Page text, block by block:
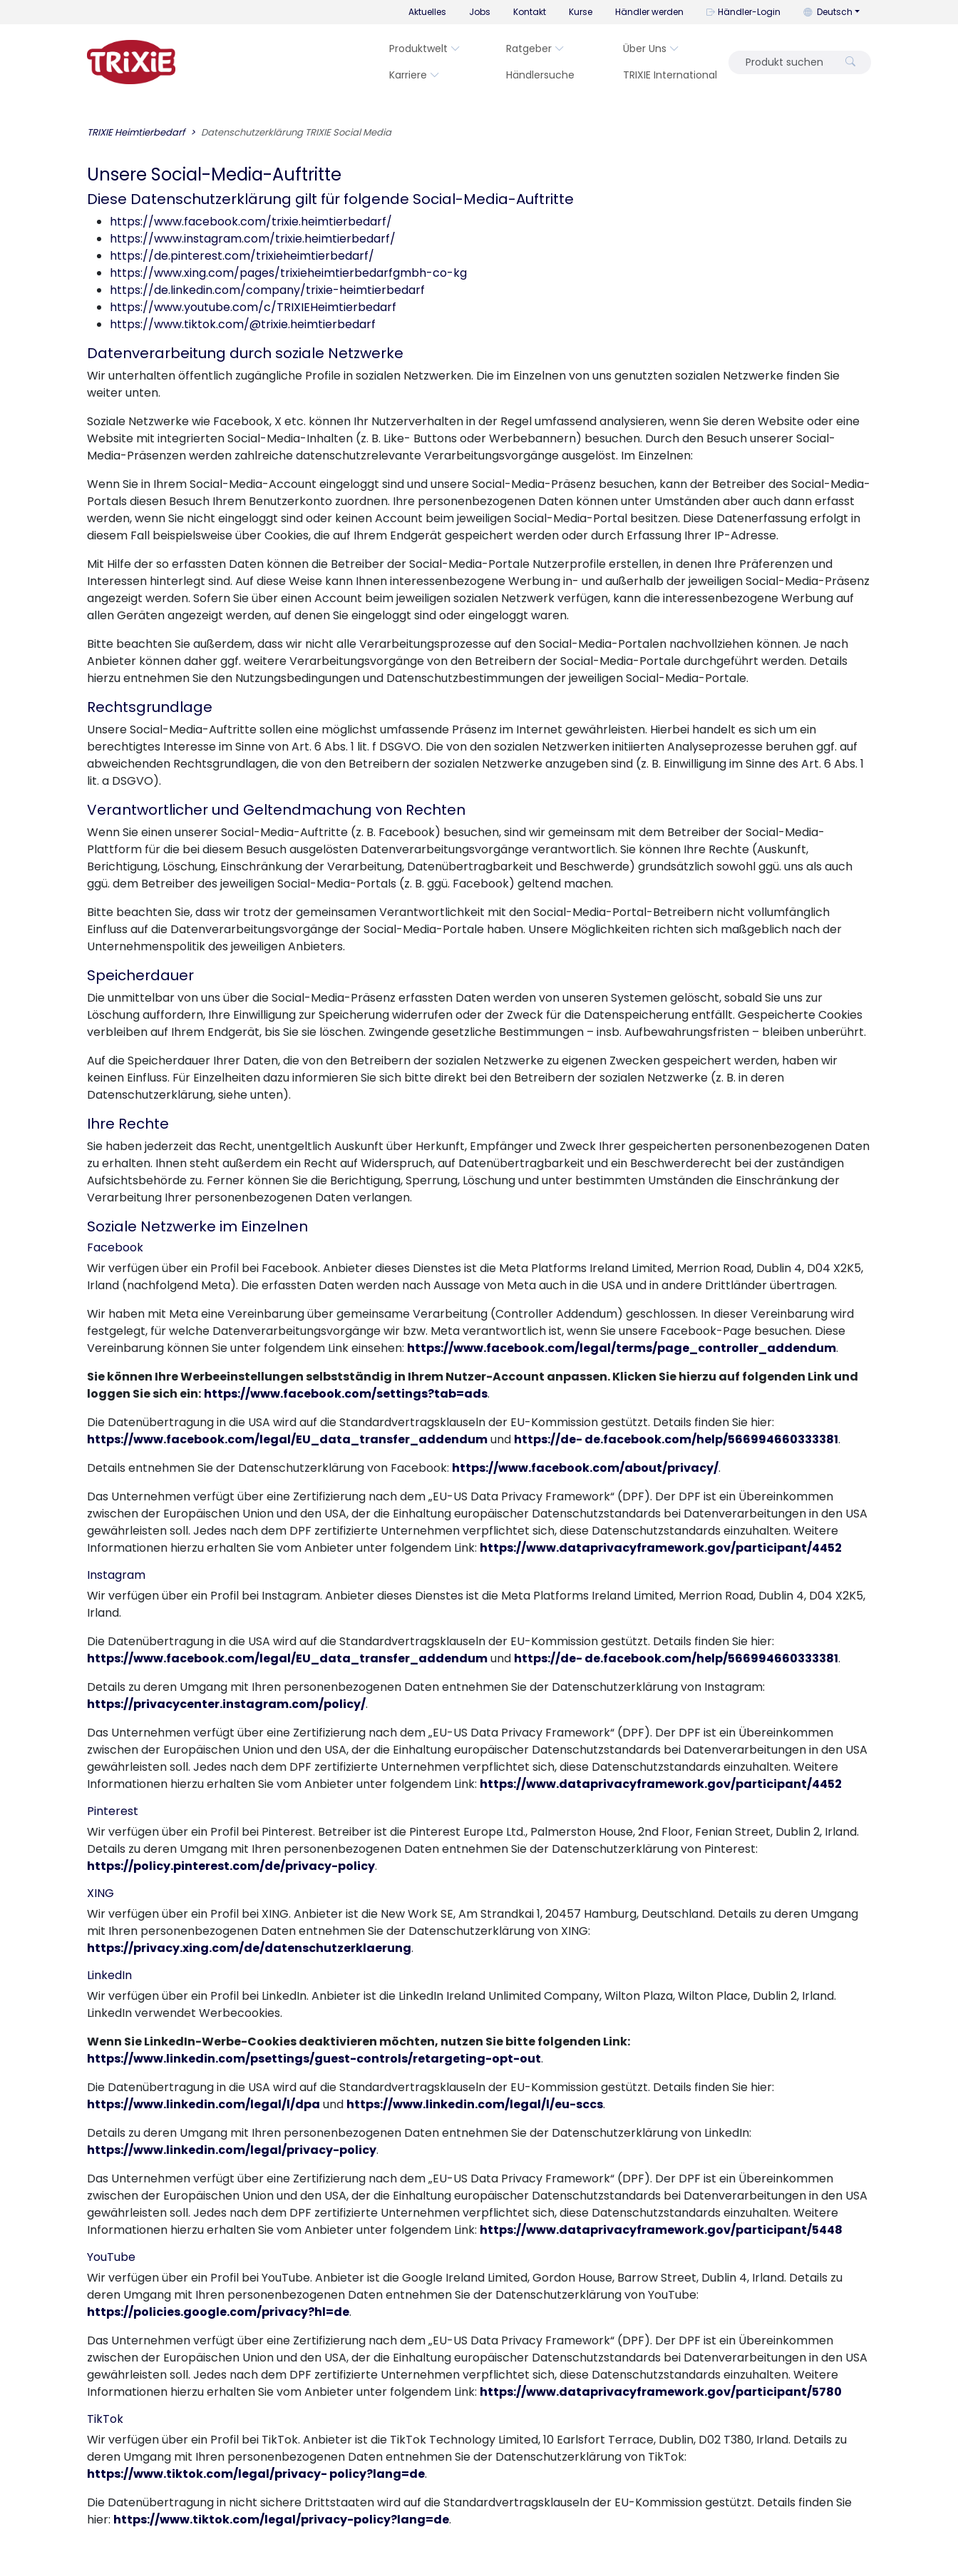
Aktuelles Jobs Kontakt Kurse Händler werden Händler-Login Mit diesem Menü können Sie
Deutsch
Produktwelt Ratgeber
Über Uns
Karriere
Händlersuche TRIXIE International
TRIXIE Heimtierbedarf Datenschutzerklärung TRIXIE Social Media
Unsere Social-Media-Auftritte
Diese Datenschutzerklärung gilt für folgende Social-Media-Auftritte
https://www.facebook.com/trixie.heimtierbedarf/
https://www.instagram.com/trixie.heimtierbedarf/
https://de.pinterest.com/trixieheimtierbedarf/
https://www.xing.com/pages/trixieheimtierbedarfgmbh-co-kg
https://de.linkedin.com/company/trixie-heimtierbedarf
https://www.youtube.com/c/TRIXIEHeimtierbedarf
https://www.tiktok.com/@trixie.heimtierbedarf
Datenverarbeitung durch soziale Netzwerke
Wir unterhalten öffentlich zugängliche Profile in sozialen Netzwerken. Die im Einzelnen von uns genutzten sozialen Netzwerke finden Sie
weiter unten.
Soziale Netzwerke wie Facebook, X etc. können Ihr Nutzerverhalten in der Regel umfassend analysieren, wenn Sie deren Website oder eine
Website mit integrierten Social-Media-Inhalten (z. B. Like- Buttons oder Werbebannern) besuchen. Durch den Besuch unserer Social-
Media-Präsenzen werden zahlreiche datenschutzrelevante Verarbeitungsvorgänge ausgelöst. Im Einzelnen:
Wenn Sie in Ihrem Social-Media-Account eingeloggt sind und unsere Social-Media-Präsenz besuchen, kann der Betreiber des Social-Media-
Portals diesen Besuch Ihrem Benutzerkonto zuordnen. Ihre personenbezogenen Daten können unter Umständen aber auch dann erfasst
werden, wenn Sie nicht eingeloggt sind oder keinen Account beim jeweiligen Social-Media-Portal besitzen. Diese Datenerfassung erfolgt in
diesem Fall beispielsweise über Cookies, die auf Ihrem Endgerät gespeichert werden oder durch Erfassung Ihrer IP-Adresse.
Mit Hilfe der so erfassten Daten können die Betreiber der Social-Media-Portale Nutzerprofile erstellen, in denen Ihre Präferenzen und
Interessen hinterlegt sind. Auf diese Weise kann Ihnen interessenbezogene Werbung in- und außerhalb der jeweiligen Social-Media-Präsenz
angezeigt werden. Sofern Sie über einen Account beim jeweiligen sozialen Netzwerk verfügen, kann die interessenbezogene Werbung auf
allen Geräten angezeigt werden, auf denen Sie eingeloggt sind oder eingeloggt waren.
Bitte beachten Sie außerdem, dass wir nicht alle Verarbeitungsprozesse auf den Social-Media-Portalen nachvollziehen können. Je nach
Anbieter können daher ggf. weitere Verarbeitungsvorgänge von den Betreibern der Social-Media-Portale durchgeführt werden. Details
hierzu entnehmen Sie den Nutzungsbedingungen und Datenschutzbestimmungen der jeweiligen Social-Media-Portale.
Rechtsgrundlage
Unsere Social-Media-Auftritte sollen eine möglichst umfassende Präsenz im Internet gewährleisten. Hierbei handelt es sich um ein
berechtigtes Interesse im Sinne von Art. 6 Abs. 1 lit. f DSGVO. Die von den sozialen Netzwerken initiierten Analyseprozesse beruhen ggf. auf
abweichenden Rechtsgrundlagen, die von den Betreibern der sozialen Netzwerke anzugeben sind (z. B. Einwilligung im Sinne des Art. 6 Abs. 1
lit. a DSGVO).
Verantwortlicher und Geltendmachung von Rechten
Wenn Sie einen unserer Social-Media-Auftritte (z. B. Facebook) besuchen, sind wir gemeinsam mit dem Betreiber der Social-Media-
Plattform für die bei diesem Besuch ausgelösten Datenverarbeitungsvorgänge verantwortlich. Sie können Ihre Rechte (Auskunft,
Berichtigung, Löschung, Einschränkung der Verarbeitung, Datenübertragbarkeit und Beschwerde) grundsätzlich sowohl ggü. uns als auch
ggü. dem Betreiber des jeweiligen Social-Media-Portals (z. B. ggü. Facebook) geltend machen.
Bitte beachten Sie, dass wir trotz der gemeinsamen Verantwortlichkeit mit den Social-Media-Portal-Betreibern nicht vollumfänglich
Einfluss auf die Datenverarbeitungsvorgänge der Social-Media-Portale haben. Unsere Möglichkeiten richten sich maßgeblich nach der
Unternehmenspolitik des jeweiligen Anbieters.
Speicherdauer
Die unmittelbar von uns über die Social-Media-Präsenz erfassten Daten werden von unseren Systemen gelöscht, sobald Sie uns zur
Löschung auffordern, Ihre Einwilligung zur Speicherung widerrufen oder der Zweck für die Datenspeicherung entfällt. Gespeicherte Cookies
verbleiben auf Ihrem Endgerät, bis Sie sie löschen. Zwingende gesetzliche Bestimmungen – insb. Aufbewahrungsfristen – bleiben unberührt.
Auf die Speicherdauer Ihrer Daten, die von den Betreibern der sozialen Netzwerke zu eigenen Zwecken gespeichert werden, haben wir
keinen Einfluss. Für Einzelheiten dazu informieren Sie sich bitte direkt bei den Betreibern der sozialen Netzwerke (z. B. in deren
Datenschutzerklärung, siehe unten).
Ihre Rechte
Sie haben jederzeit das Recht, unentgeltlich Auskunft über Herkunft, Empfänger und Zweck Ihrer gespeicherten personenbezogenen Daten
zu erhalten. Ihnen steht außerdem ein Recht auf Widerspruch, auf Datenübertragbarkeit und ein Beschwerderecht bei der zuständigen
Aufsichtsbehörde zu. Ferner können Sie die Berichtigung, Sperrung, Löschung und unter bestimmten Umständen die Einschränkung der
Verarbeitung Ihrer personenbezogenen Daten verlangen.
Soziale Netzwerke im Einzelnen
Facebook
Wir verfügen über ein Profil bei Facebook. Anbieter dieses Dienstes ist die Meta Platforms Ireland Limited, Merrion Road, Dublin 4, D04 X2K5,
Irland (nachfolgend Meta). Die erfassten Daten werden nach Aussage von Meta auch in die USA und in andere Drittländer übertragen.
Wir haben mit Meta eine Vereinbarung über gemeinsame Verarbeitung (Controller Addendum) geschlossen. In dieser Vereinbarung wird
festgelegt, für welche Datenverarbeitungsvorgänge wir bzw. Meta verantwortlich ist, wenn Sie unsere Facebook-Page besuchen. Diese
Vereinbarung können Sie unter folgendem Link einsehen: https://www.facebook.com/legal/terms/page_controller_addendum.
Sie können Ihre Werbeeinstellungen selbstständig in Ihrem Nutzer-Account anpassen. Klicken Sie hierzu auf folgenden Link und
loggen Sie sich ein: https://www.facebook.com/settings?tab=ads.
Die Datenübertragung in die USA wird auf die Standardvertragsklauseln der EU-Kommission gestützt. Details finden Sie hier:
https://www.facebook.com/legal/EU_data_transfer_addendumund https://de- de.facebook.com/help/566994660333381.
Details entnehmen Sie der Datenschutzerklärung von Facebook: https://www.facebook.com/about/privacy/.
Das Unternehmen verfügt über eine Zertifizierung nach dem „EU-US Data Privacy Framework“ (DPF). Der DPF ist ein Übereinkommen
zwischen der Europäischen Union und den USA, der die Einhaltung europäischer Datenschutzstandards bei Datenverarbeitungen in den USA
gewährleisten soll. Jedes nach dem DPF zertifizierte Unternehmen verpflichtet sich, diese Datenschutzstandards einzuhalten. Weitere
Informationen hierzu erhalten Sie vom Anbieter unter folgendem Link: https://www.dataprivacyframework.gov/participant/4452
Instagram
Wir verfügen über ein Profil bei Instagram. Anbieter dieses Dienstes ist die Meta Platforms Ireland Limited, Merrion Road, Dublin 4, D04 X2K5,
Irland.
Die Datenübertragung in die USA wird auf die Standardvertragsklauseln der EU-Kommission gestützt. Details finden Sie hier:
https://www.facebook.com/legal/EU_data_transfer_addendumund https://de- de.facebook.com/help/566994660333381.
Details zu deren Umgang mit Ihren personenbezogenen Daten entnehmen Sie der Datenschutzerklärung von Instagram:
https://privacycenter.instagram.com/policy/.
Das Unternehmen verfügt über eine Zertifizierung nach dem „EU-US Data Privacy Framework“ (DPF). Der DPF ist ein Übereinkommen
zwischen der Europäischen Union und den USA, der die Einhaltung europäischer Datenschutzstandards bei Datenverarbeitungen in den USA
gewährleisten soll. Jedes nach dem DPF zertifizierte Unternehmen verpflichtet sich, diese Datenschutzstandards einzuhalten. Weitere
Informationen hierzu erhalten Sie vom Anbieter unter folgendem Link: https://www.dataprivacyframework.gov/participant/4452
Pinterest
Wir verfügen über ein Profil bei Pinterest. Betreiber ist die Pinterest Europe Ltd., Palmerston House, 2nd Floor, Fenian Street, Dublin 2, Irland.
Details zu deren Umgang mit Ihren personenbezogenen Daten entnehmen Sie der Datenschutzerklärung von Pinterest:
https://policy.pinterest.com/de/privacy-policy.
XING
Wir verfügen über ein Profil bei XING. Anbieter ist die New Work SE, Am Strandkai 1, 20457 Hamburg, Deutschland. Details zu deren Umgang
mit Ihren personenbezogenen Daten entnehmen Sie der Datenschutzerklärung von XING:
https://privacy.xing.com/de/datenschutzerklaerung.
LinkedIn
Wir verfügen über ein Profil bei LinkedIn. Anbieter ist die LinkedIn Ireland Unlimited Company, Wilton Plaza, Wilton Place, Dublin 2, Irland.
LinkedIn verwendet Werbecookies.
Wenn Sie LinkedIn-Werbe-Cookies deaktivieren möchten, nutzen Sie bitte folgenden Link:
https://www.linkedin.com/psettings/guest-controls/retargeting-opt-out.
Die Datenübertragung in die USA wird auf die Standardvertragsklauseln der EU-Kommission gestützt. Details finden Sie hier:
https://www.linkedin.com/legal/l/dpa und https://www.linkedin.com/legal/l/eu-sccs.
Details zu deren Umgang mit Ihren personenbezogenen Daten entnehmen Sie der Datenschutzerklärung von LinkedIn:
https://www.linkedin.com/legal/privacy-policy.
Das Unternehmen verfügt über eine Zertifizierung nach dem „EU-US Data Privacy Framework“ (DPF). Der DPF ist ein Übereinkommen
zwischen der Europäischen Union und den USA, der die Einhaltung europäischer Datenschutzstandards bei Datenverarbeitungen in den USA
gewährleisten soll. Jedes nach dem DPF zertifizierte Unternehmen verpflichtet sich, diese Datenschutzstandards einzuhalten. Weitere
Informationen hierzu erhalten Sie vom Anbieter unter folgendem Link: https://www.dataprivacyframework.gov/participant/5448
YouTube
Wir verfügen über ein Profil bei YouTube. Anbieter ist die Google Ireland Limited, Gordon House, Barrow Street, Dublin 4, Irland. Details zu
deren Umgang mit Ihren personenbezogenen Daten entnehmen Sie der Datenschutzerklärung von YouTube:
https://policies.google.com/privacy?hl=de.
Das Unternehmen verfügt über eine Zertifizierung nach dem „EU-US Data Privacy Framework“ (DPF). Der DPF ist ein Übereinkommen
zwischen der Europäischen Union und den USA, der die Einhaltung europäischer Datenschutzstandards bei Datenverarbeitungen in den USA
gewährleisten soll. Jedes nach dem DPF zertifizierte Unternehmen verpflichtet sich, diese Datenschutzstandards einzuhalten. Weitere
Informationen hierzu erhalten Sie vom Anbieter unter folgendem Link: https://www.dataprivacyframework.gov/participant/5780
TikTok
Wir verfügen über ein Profil bei TikTok. Anbieter ist die TikTok Technology Limited, 10 Earlsfort Terrace, Dublin, D02 T380, Irland. Details zu
deren Umgang mit Ihren personenbezogenen Daten entnehmen Sie der Datenschutzerklärung von TikTok:
https://www.tiktok.com/legal/privacy- policy?lang=de.
Die Datenübertragung in nicht sichere Drittstaaten wird auf die Standardvertragsklauseln der EU-Kommission gestützt. Details finden Sie
hier: https://www.tiktok.com/legal/privacy-policy?lang=de.